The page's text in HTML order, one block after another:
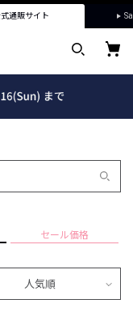
通販サイト
セール価格
人気順